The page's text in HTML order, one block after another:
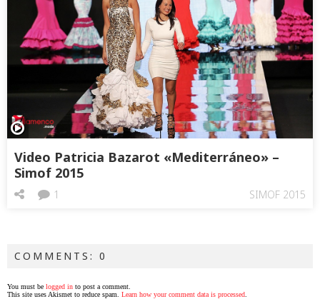
Video Patricia Bazarot «Mediterráneo» –
Simof 2015
SIMOF 2015
1
COMMENTS: 0
You must be logged in to post a comment.
This site uses Akismet to reduce spam. Learn how your comment data is processed